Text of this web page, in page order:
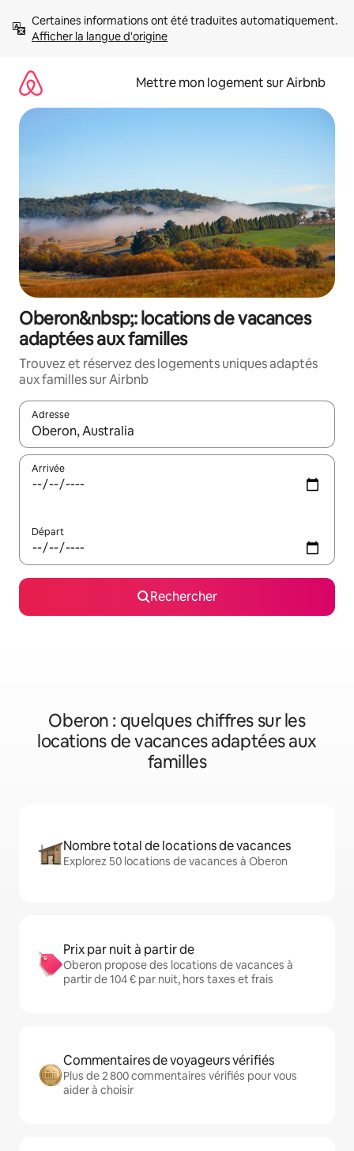
directement
Afficher la langue d'origine
Mettre mon logement sur Airbnb
Oberon&nbsp;: locations de vacances
adaptées aux familles
Trouvez et réservez des logements uniques adaptés
aux familles sur Airbnb
Adresse
Lorsque les résultats s'affichent, utilisez les flèches vers le
Arrivée
Départ
Rechercher
Oberon : quelques chiffres sur les
locations de vacances adaptées aux
familles
Nombre total de locations de vacances
Explorez 50 locations de vacances à Oberon
Prix par nuit à partir de
Oberon propose des locations de vacances à
partir de 104 € par nuit, hors taxes et frais
Commentaires de voyageurs vérifiés
Plus de 2 800 commentaires vérifiés pour vous
aider à choisir